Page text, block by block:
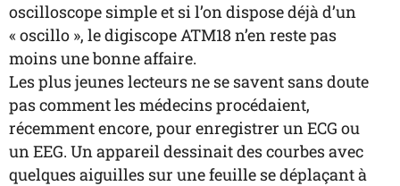
oscilloscope simple et si l’on dispose déjà d’un
« oscillo », le digiscope ATM18 n’en reste pas
moins une bonne affaire.
Les plus jeunes lecteurs ne se savent sans doute
pas comment les médecins procédaient,
récemment encore, pour enregistrer un ECG ou
un EEG. Un appareil dessinait des courbes avec
quelques aiguilles sur une feuille se déplaçant à